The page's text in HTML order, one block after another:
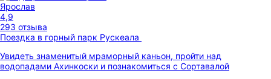
Ярослав
4,9
293 отзыва
Поездка в горный парк Рускеала
Увидеть знаменитый мраморный каньон, пройти над
водопадами Ахинкоски и познакомиться с Сортавалой